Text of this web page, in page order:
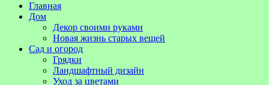
Главная
Дом
Декор своими руками
Новая жизнь старых вещей
Сад и огород
Грядки
Ландшафтный дизайн
Уход за цветами